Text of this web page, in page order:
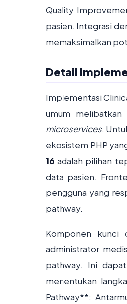
Quality
pasien. Integrasi
memaksimalkan
Detail
Implementasi
umum
microservices.
ekosistem PHP
16 adalah pilihan
data pasien.
pengguna yang
pathway.
Komponen kunci
administrator
pathway. Ini
menentukan
Pathway**: